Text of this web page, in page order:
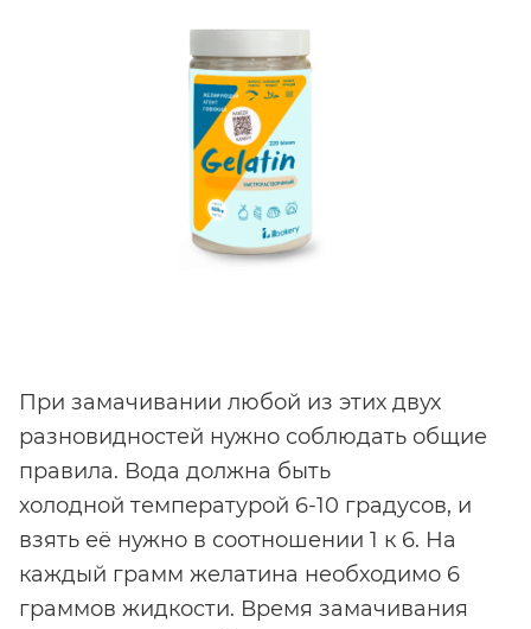
При замачивании любой из этих двух
разновидностей нужно соблюдать общие
правила. Вода должна быть
холодной температурой 6-10 градусов, и
взять её нужно в соотношении 1 к 6. На
каждый грамм желатина необходимо 6
граммов жидкости. Время замачивания